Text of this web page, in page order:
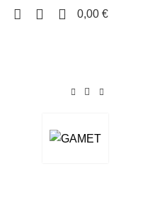
0,00 €